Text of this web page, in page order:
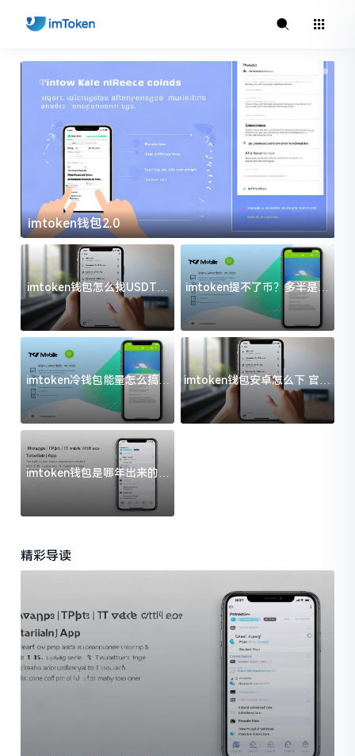
imtoken钱包2.0
imtoken钱包怎么找USDT地
址？三步搞定不踩坑
imtoken提不了币？多半是这
几件事没处理好
imtoken冷钱包能量怎么搞？
过来人告诉你门道
imtoken钱包安卓怎么下 官方
渠道避坑指南
imtoken钱包是哪年出来的？
一文给你说清楚
精彩导读